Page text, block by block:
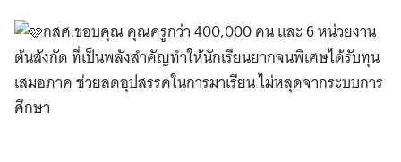
กสศ.ขอบคุณ คุณครูกว่า 400,000 คน และ 6 หน่วยงาน
ต้นสังกัด ที่เป็นพลังสำคัญทำให้นักเรียนยากจนพิเศษได้รับทุน
เสมอภาค ช่วยลดอุปสรรคในการมาเรียน ไม่หลุดจากระบบการ
ศึกษา